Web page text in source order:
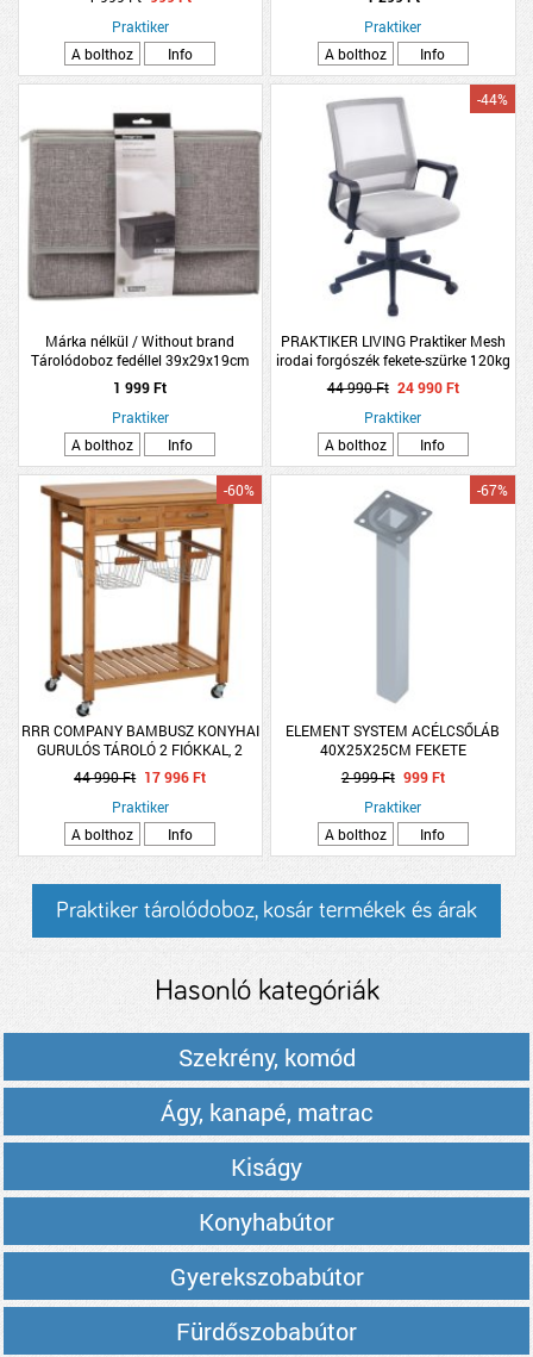
Praktiker
A bolthoz
Info
Praktiker
A bolthoz
Info
Márka nélkül / Without brand
Tárolódoboz fedéllel 39x29x19cm
világosszürke poliészter
1 999 Ft
Praktiker
A bolthoz
Info
PRAKTIKER LIVING Praktiker Mesh
irodai forgószék fekete-szürke 120kg
58x62x93-103 cm
-44%
44 990 Ft 24 990 Ft
Praktiker
A bolthoz
Info
RRR COMPANY BAMBUSZ KONYHAI
GURULÓS TÁROLÓ 2 FIÓKKAL, 2
KOSÁRRAL 69X88X42CM
-60%
44 990 Ft 17 996 Ft
Praktiker
A bolthoz
Info
ELEMENT SYSTEM ACÉLCSŐLÁB
40X25X25CM FEKETE
-67%
2 999 Ft 999 Ft
Praktiker
A bolthoz
Info
Praktiker tárolódoboz, kosár termékek és árak
Hasonló kategóriák
Szekrény, komód
Ágy, kanapé, matrac
Kiságy
Konyhabútor
Gyerekszobabútor
Fürdőszobabútor